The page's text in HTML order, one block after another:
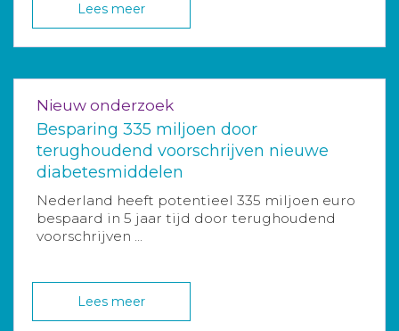
Lees meer
Nieuw onderzoek
Besparing 335 miljoen door
terughoudend voorschrijven nieuwe
diabetesmiddelen
Nederland heeft potentieel 335 miljoen euro
bespaard in 5 jaar tijd door terughoudend
voorschrijven ...
Lees meer